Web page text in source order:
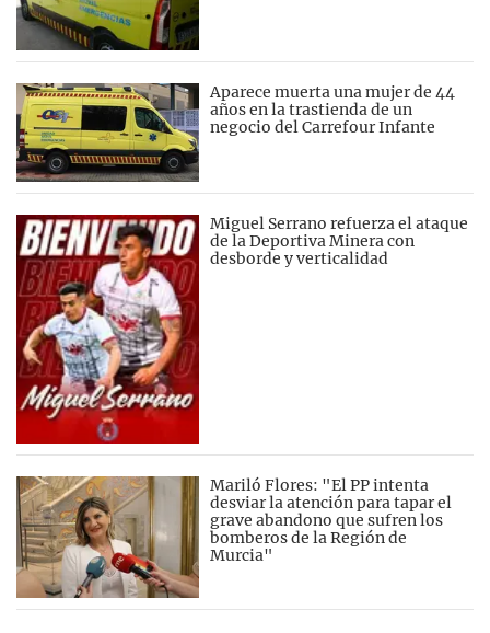
Aparece muerta una mujer de 44
años en la trastienda de un
negocio del Carrefour Infante
Miguel Serrano refuerza el ataque
de la Deportiva Minera con
desborde y verticalidad
Mariló Flores: "El PP intenta
desviar la atención para tapar el
grave abandono que sufren los
bomberos de la Región de
Murcia"